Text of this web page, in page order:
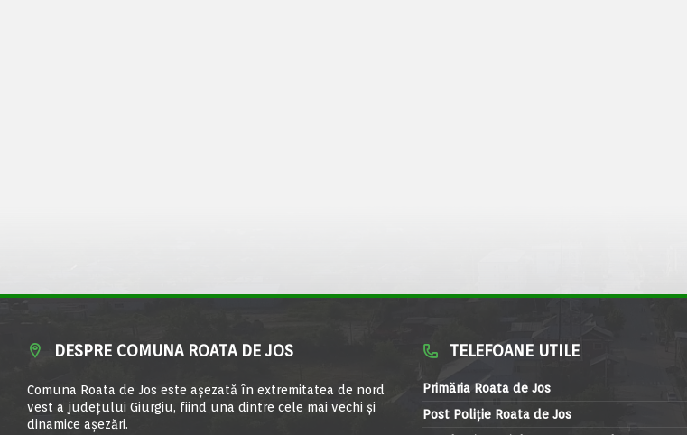
DESPRE COMUNA ROATA DE JOS
Comuna Roata de Jos este aşezată în extremitatea de nord
vest a judeţului Giurgiu, fiind una dintre cele mai vechi şi
dinamice aşezări.
TELEFOANE UTILE
Primăria Roata de Jos
Post Poliție Roata de Jos